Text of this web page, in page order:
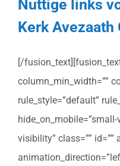
Nuttige links
Kerk Avezaath
[/
column_min_width=””
rule_style=”default”
visibility” class=”” id=””